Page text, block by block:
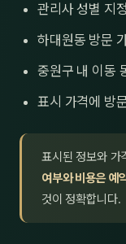
관리사 성별 지
하대원동 방문
중원구 내 이동
표시 가격에 방
표시된 정보와 가
여부와 비용은
것이 정확합니다.